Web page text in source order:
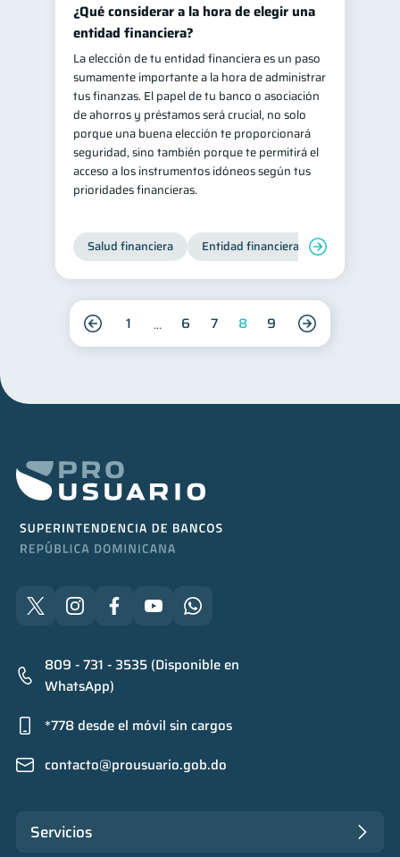
¿Qué considerar a la hora de elegir una
entidad financiera?
La elección de tu entidad financiera es un paso
sumamente importante a la hora de administrar
tus finanzas. El papel de tu banco o asociación
de ahorros y préstamos será crucial, no solo
porque una buena elección te proporcionará
seguridad, sino también porque te permitirá el
acceso a los instrumentos idóneos según tus
prioridades financieras.
Salud financiera Entidad financiera
1 6 7 8 9
809 - 731 - 3535 (Disponible en
WhatsApp)
*778 desde el móvil sin cargos
contacto@prousuario.gob.do
Servicios